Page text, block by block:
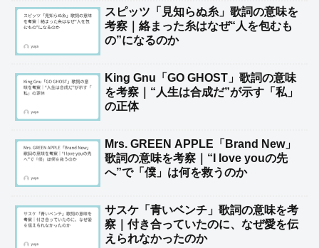
スピッツ「見知らぬ糸」歌詞の意味を
考察｜絡まった糸はなぜ“人を包むも
の”になるのか
King Gnu「GO GHOST」歌詞の意味
を考察｜“人生は合成だ”が示す「私」
の正体
Mrs. GREEN APPLE「Brand New」
歌詞の意味を考察｜“I love youの先
へ”で「僕」は何を救うのか
サスケ「青いベンチ」歌詞の意味を考
察｜付き合っていたのに、なぜ愛を伝
えられなかったのか